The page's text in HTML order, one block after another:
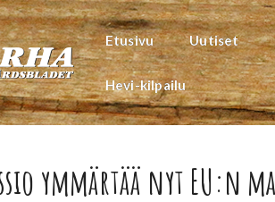
Etusivu Uutiset
Hevi-kilpailu
ymmärtää nyt EU:n